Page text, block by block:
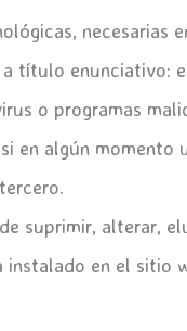
necesarias
título enunciativo:
o programas
en algún
suprimir, alterar,
instalado en el sitio